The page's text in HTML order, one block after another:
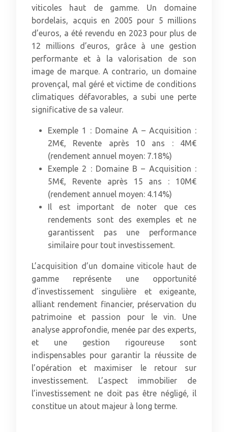
viticoles haut de gamme. Un domaine
bordelais, acquis en 2005 pour 5 millions
d’euros, a été revendu en 2023 pour plus de
12 millions d’euros, grâce à une gestion
performante et à la valorisation de son
image de marque. A contrario, un domaine
provençal, mal géré et victime de conditions
climatiques défavorables, a subi une perte
significative de sa valeur.
Exemple 1 : Domaine A – Acquisition :
2M€, Revente après 10 ans : 4M€
(rendement annuel moyen: 7.18%)
Exemple 2 : Domaine B – Acquisition :
5M€, Revente après 15 ans : 10M€
(rendement annuel moyen: 4.14%)
Il est important de noter que ces
rendements sont des exemples et ne
garantissent pas une performance
similaire pour tout investissement.
L’acquisition d’un domaine viticole haut de
gamme représente une opportunité
d’investissement singulière et exigeante,
alliant rendement financier, préservation du
patrimoine et passion pour le vin. Une
analyse approfondie, menée par des experts,
et une gestion rigoureuse sont
indispensables pour garantir la réussite de
l’opération et maximiser le retour sur
investissement. L’aspect immobilier de
l’investissement ne doit pas être négligé, il
constitue un atout majeur à long terme.